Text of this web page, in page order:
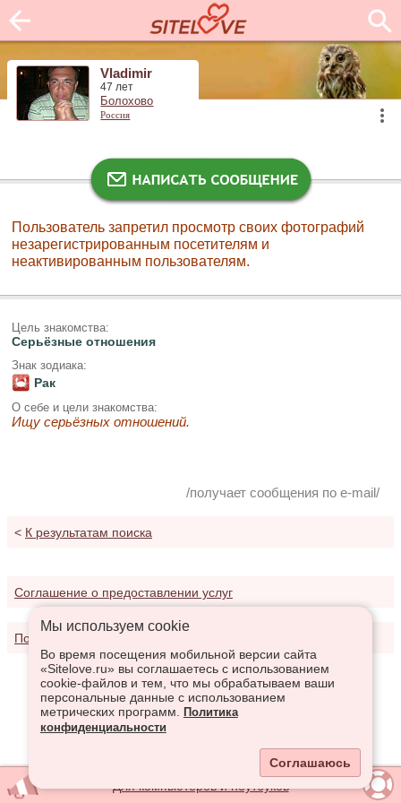
Vladimir
47 лет
Болохово
Россия
Пользователь запретил просмотр своих фотографий
незарегистрированным посетителям и
неактивированным пользователям.
Цель знакомства:
Серьёзные отношения
Знак зодиака:
Рак
О себе и цели знакомства:
Ищу серьёзных отношений.
/получает сообщения по e-mail/
< К результатам поиска
Соглашение о предоставлении услуг
Политика конфиденциальности
Мы используем сookie
Во время посещения мобильной версии сайта
«Sitelove.ru» вы соглашаетесь с использованием
cookie-файлов и тем, что мы обрабатываем ваши
персональные данные с использованием
метрических программ.
Политика
конфиденциальности
Соглашаюсь
Для компьютеров и ноутбуков